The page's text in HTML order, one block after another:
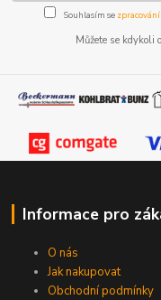
Souhlasím se
Můžete se
Informace pro
O nás
Jak nakupovat
Obchodní podmínky